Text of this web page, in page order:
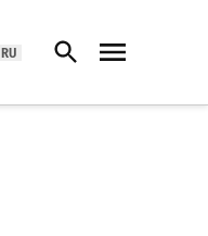
RU Відкрити пошук